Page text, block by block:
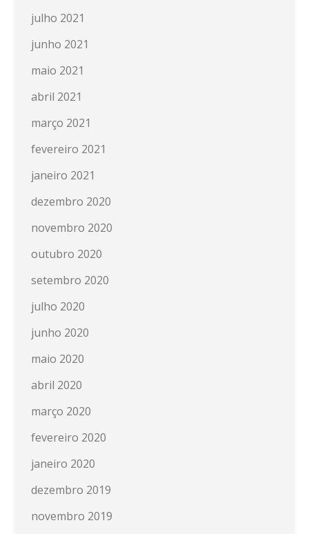
julho 2021
junho 2021
maio 2021
abril 2021
março 2021
fevereiro 2021
janeiro 2021
dezembro 2020
novembro 2020
outubro 2020
setembro 2020
julho 2020
junho 2020
maio 2020
abril 2020
março 2020
fevereiro 2020
janeiro 2020
dezembro 2019
novembro 2019